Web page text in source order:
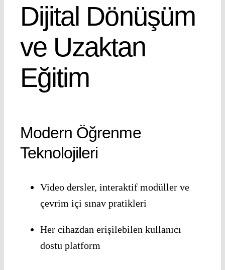
Dijital Dönüşüm
ve Uzaktan
Eğitim
Modern Öğrenme
Teknolojileri
Video dersler, interaktif modüller ve
çevrim içi sınav pratikleri
Her cihazdan erişilebilen kullanıcı
dostu platform